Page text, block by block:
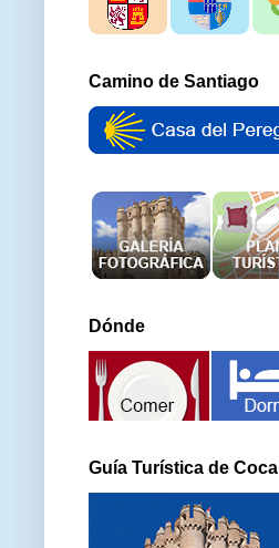
Camino de Santiago
Dónde
Guía Turística de Coca